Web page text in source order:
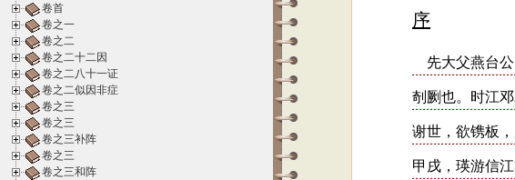
卷首
卷之一
卷之二
卷之二十二因
卷之二八十一证
卷之二似因非症
卷之三
卷之三
卷之三补阵
卷之三
卷之三和阵